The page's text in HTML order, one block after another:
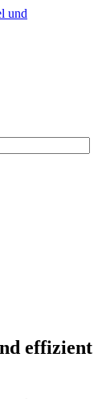
effizient